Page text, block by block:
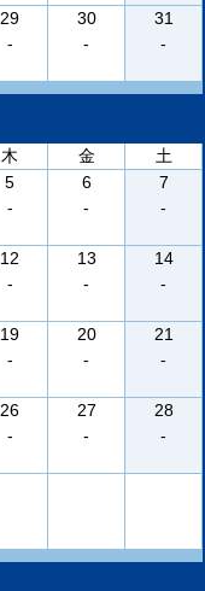
29
-
30
-
31
-
木 金
土
5
-
6
-
7
-
12
-
13
-
14
-
19
-
20
-
21
-
26
-
27
-
28
-